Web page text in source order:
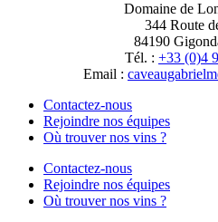
Domaine de
344 Route
84190
Tél. : +33 (0)4
Email :
Contactez-nous
Rejoindre nos équipes
Où trouver nos vins ?
Contactez-nous
Rejoindre nos équipes
Où trouver nos vins ?